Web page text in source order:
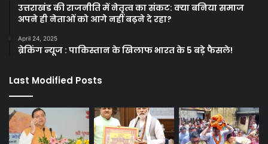
उत्तराखंड की राजनीति में नेतृत्व का संकट: क्या बनिया समाज
अपने ही नेताओं को आगे नहीं बढ़ने दे रहा?
April 24, 2025
ब्रेकिंग न्यूज : पाकिस्तान के खिलाफ भारत के 5 बड़े फैसले!
Last Modified Posts